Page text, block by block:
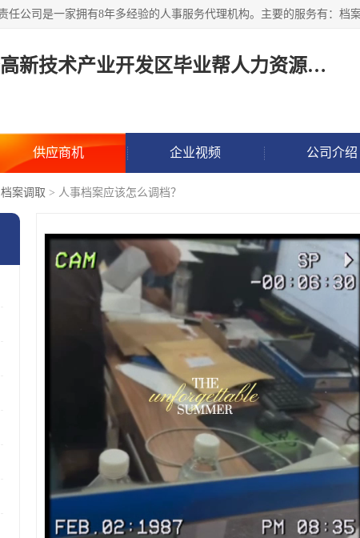
长沙高新技术产业开发区毕业帮人力资源咨询有限责任公司
供应商机 企业视频 公司介绍
档案调取 > 人事档案应该怎么调档？